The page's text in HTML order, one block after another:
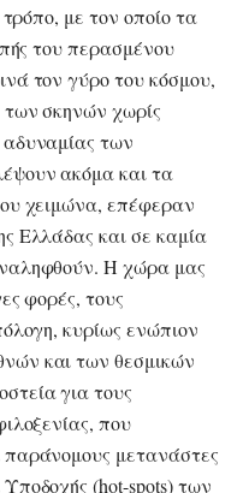
τρόπο, με τον οποίο τα
του περασμένου
τον γύρο του κόσμου,
των σκηνών χωρίς
των
ακόμα και τα
χειμώνα, επέφεραν
Ελλάδας και σε καμία
Η χώρα μας
φορές, τους
κυρίως ενώπιον
και των θεσμικών
για τους
που
μετανάστες
(hot-spots) των